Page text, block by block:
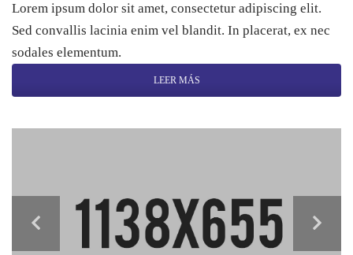
Lorem ipsum dolor sit amet, consectetur adipiscing elit.
Sed convallis lacinia enim vel blandit. In placerat, ex nec
sodales elementum.
LEER MÁS